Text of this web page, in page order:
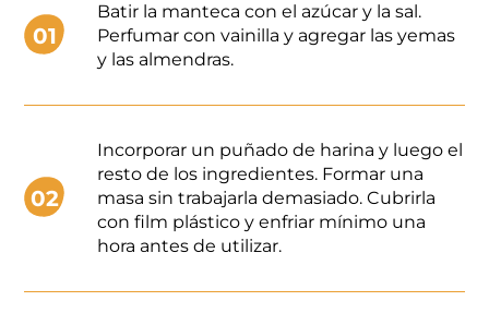
01
Batir la manteca con el azúcar y la sal.
Perfumar con vainilla y agregar las yemas
y las almendras.
02
Incorporar un puñado de harina y luego el
resto de los ingredientes. Formar una
masa sin trabajarla demasiado. Cubrirla
con film plástico y enfriar mínimo una
hora antes de utilizar.